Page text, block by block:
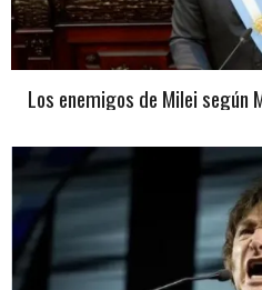
Los enemigos de Milei según